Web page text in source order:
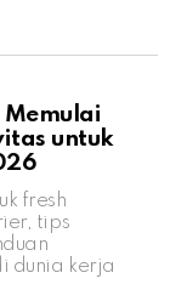
Memulai
untuk
fresh
tips
dunia kerja